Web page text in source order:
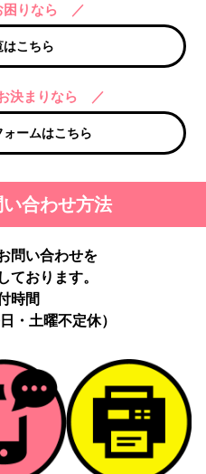
りなら ／
こちら
決まりなら ／
ームはこちら
合わせ方法
問い合わせを
ております。
時間
・土曜不定休）